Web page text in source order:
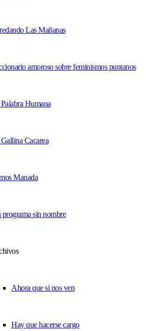
Las Mañanas
amoroso sobre feminismos puntanos
Humana
Cacarea
Manada
sin nombre
Ahora que si nos ven
Hay que hacerse cargo